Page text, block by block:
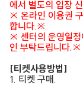
에서 별도의 입장
※ 온라인 이용권
합니다.※
※ 센터의 운영일정
인 부탁드립니다.※
[티켓사용방법]
1. 티켓 구매.